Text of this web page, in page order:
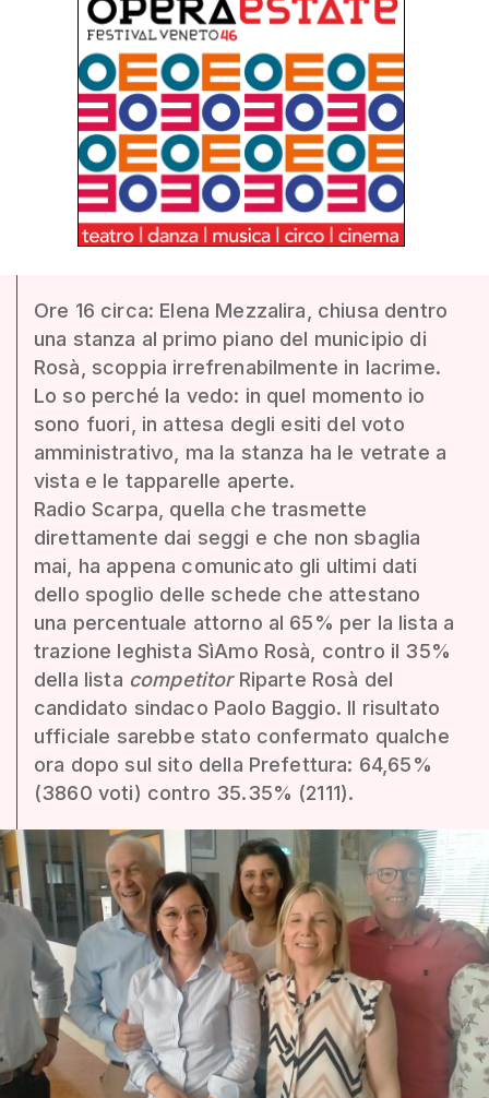
Ore 16 circa: Elena Mezzalira, chiusa dentro
una stanza al primo piano del municipio di
Rosà, scoppia irrefrenabilmente in lacrime.
Lo so perché la vedo: in quel momento io
sono fuori, in attesa degli esiti del voto
amministrativo, ma la stanza ha le vetrate a
vista e le tapparelle aperte.
Radio Scarpa, quella che trasmette
direttamente dai seggi e che non sbaglia
mai, ha appena comunicato gli ultimi dati
dello spoglio delle schede che attestano
una percentuale attorno al 65% per la lista a
trazione leghista SìAmo Rosà, contro il 35%
della lista competitorRiparte Rosà del
candidato sindaco Paolo Baggio. Il risultato
ufficiale sarebbe stato confermato qualche
ora dopo sul sito della Prefettura: 64,65%
(3860 voti) contro 35.35% (2111).